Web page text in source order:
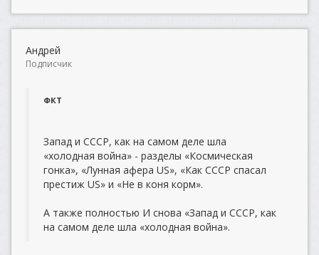
Андрей
Подписчик
ФКТ
Запад и СССР, как на самом деле шла
«холодная война» - разделы «Космическая
гонка», «Лунная афера US», «Как СССР спасал
престиж US» и «Не в коня корм».
А также полностью И снова «Запад и СССР, как
на самом деле шла «холодная война».